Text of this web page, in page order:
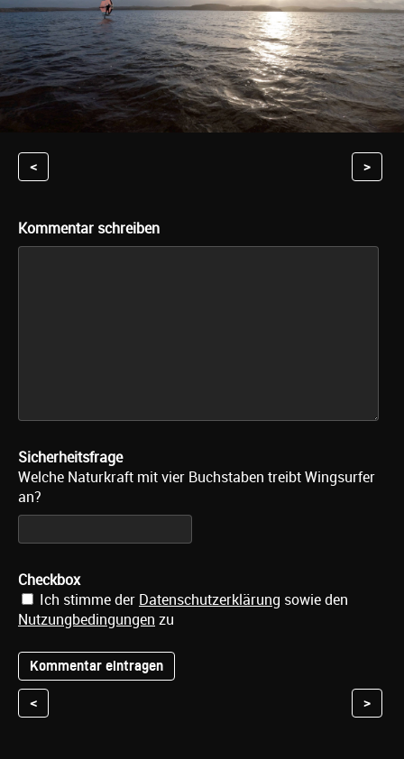
< >
Kommentar schreiben
Sicherheitsfrage
Welche Naturkraft mit vier Buchstaben treibt Wingsurfer
an?
Checkbox
Ich stimme der Datenschutzerklärung sowie den
Nutzungbedingungen zu
< >